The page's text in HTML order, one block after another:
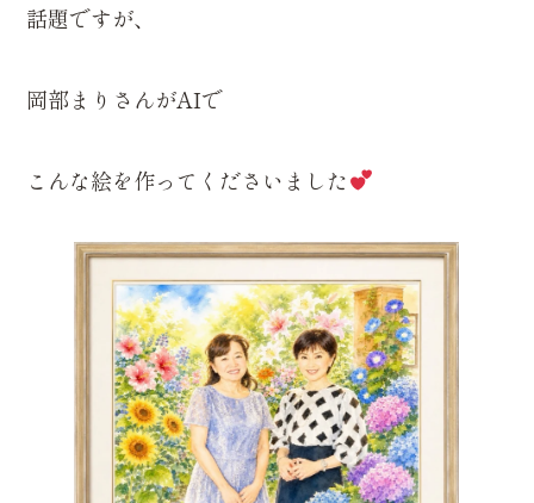
話題ですが、
岡部まりさんがAIで
こんな絵を作ってくださいました